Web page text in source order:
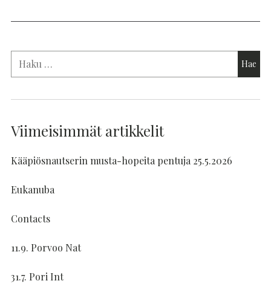
Viimeisimmät artikkelit
Kääpiösnautserin musta-hopeita pentuja 25.5.2026
Eukanuba
Contacts
11.9. Porvoo Nat
31.7. Pori Int